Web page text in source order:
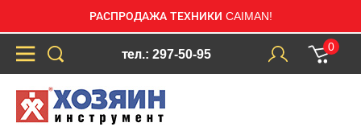
РАСПРОДАЖА ТЕХНИКИ CAIMAN!
тел.: 297-50-95
0